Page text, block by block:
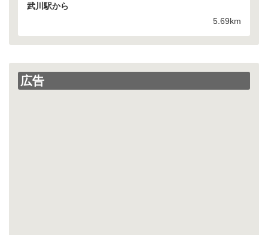
武川駅から
5.69km
広告